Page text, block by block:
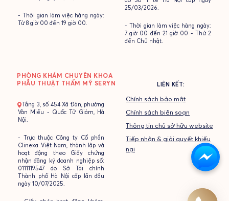
- Thời gian làm việc hàng ngày:
Từ 8 giờ 00 đến 19 giờ 00.
25/03/2026.
- Thời gian làm việc hàng ngày:
7 giờ 00 đến 21 giờ 00 - Thứ 2
đến Chủ nhật.
PHÒNG KHÁM CHUYÊN KHOA
PHẪU THUẬT THẨM MỸ SERYN
- Tầng 3, số 454 Xã Đàn, phường
Văn Miếu - Quốc Tử Giám, Hà
Nội.
- Trực thuộc Công ty Cổ phần
Clinexa Việt Nam, thành lập và
hoạt động theo Giấy chứng
nhận đăng ký doanh nghiệp số:
0111119547 do Sở Tài chính
Thành phố Hà Nội cấp lần đầu
ngày 10/07/2025.
LIÊN KẾT:
Chính sách bảo mật
Chính sách biên soạn
Thông tin chủ sở hữu website
Tiếp nhận & giải quyết khiếu
nại